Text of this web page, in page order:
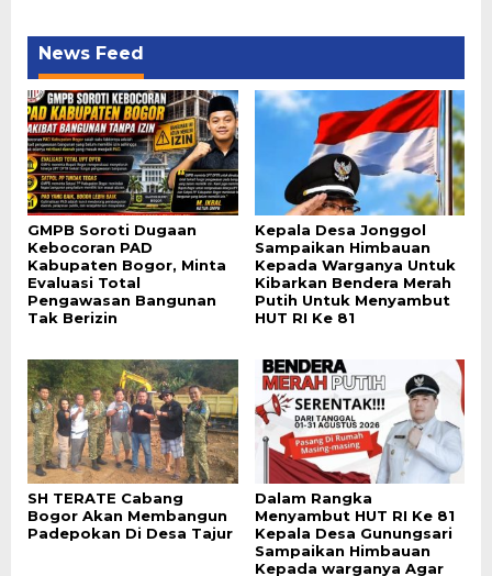
News Feed
GMPB Soroti Dugaan
Kebocoran PAD
Kabupaten Bogor, Minta
Evaluasi Total
Pengawasan Bangunan
Tak Berizin
Kepala Desa Jonggol
Sampaikan Himbauan
Kepada Warganya Untuk
Kibarkan Bendera Merah
Putih Untuk Menyambut
HUT RI Ke 81
SH TERATE Cabang
Bogor Akan Membangun
Padepokan Di Desa Tajur
Dalam Rangka
Menyambut HUT RI Ke 81
Kepala Desa Gunungsari
Sampaikan Himbauan
Kepada warganya Agar